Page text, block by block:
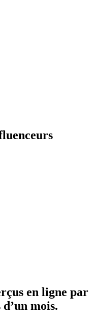
en ligne par
mois.